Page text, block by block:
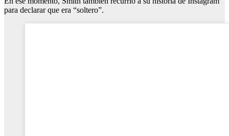
para declarar que era “soltero”.